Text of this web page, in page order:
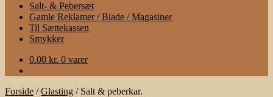
Salt- & Pebersæt
Gamle Reklamer / Blade / Magasiner
Til Sættekassen
Smykker
0.00 kr. 0 varer
Forside /Glasting / Salt & peberkar.